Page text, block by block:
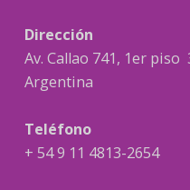
Dirección
Av. Callao 741, 1er
Argentina
Teléfono
+ 54 9 11 4813-2654